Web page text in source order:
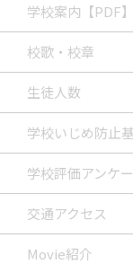
学校案内【PDF】
校歌・校章
生徒人数
学校いじめ防止
学校評価アンケ
交通アクセス
Movie紹介